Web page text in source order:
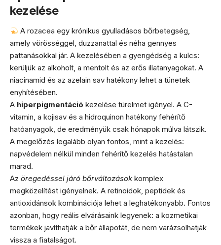
kezelése
A rozacea egy krónikus gyulladásos bőrbetegség,
amely vörösséggel, duzzanattal és néha gennyes
pattanásokkal jár. A kezelésében a gyengédség a kulcs:
kerüljük az alkoholt, a mentolt és az erős illatanyagokat. A
niacinamid és az azelain sav hatékony lehet a tünetek
enyhítésében.
A hiperpigmentáció kezelése türelmet igényel. A C-
vitamin, a kojisav és a hidroquinon hatékony fehérítő
hatóanyagok, de eredményük csak hónapok múlva látszik.
A megelőzés legalább olyan fontos, mint a kezelés:
napvédelem nélkül minden fehérítő kezelés hatástalan
marad.
Az öregedéssel járó bőrváltozások komplex
megközelítést igényelnek. A retinoidok, peptidek és
antioxidánsok kombinációja lehet a leghatékonyabb. Fontos
azonban, hogy reális elvárásaink legyenek: a kozmetikai
termékek javíthatják a bőr állapotát, de nem varázsolhatják
vissza a fiatalságot.